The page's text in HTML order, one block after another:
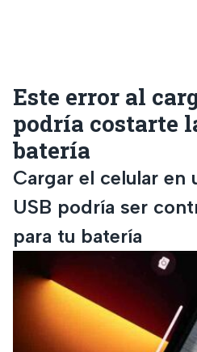
Este error al
podría costarte
batería
Cargar el celular en
USB podría ser
para tu batería